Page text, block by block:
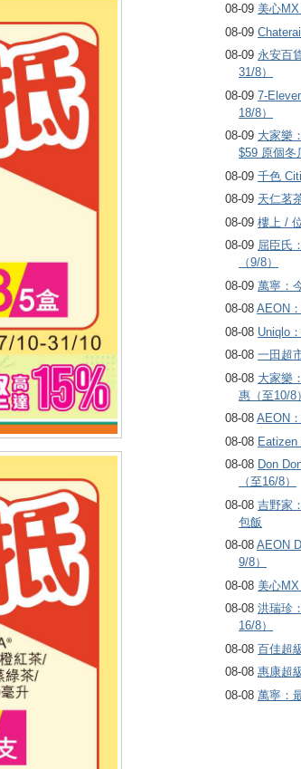
08-09 美心
08-09
08-09 永安百
31/8）
08-09 7-
18/8）
08-09 大家樂
$59 原個冬
08-09 千色
08-09 天仁茗
08-09 樓上 /
08-09 屈臣氏
（9/8）
08-09 萬寧：
08-08 AEON
08-08 Uniqlo
08-08 一田超
08-08 大家樂
惠（至10/8）
08-08 AEON
08-08
08-08 Don
（至16/8）
08-08 吉野家
包飯
08-08 AEON
9/8）
08-08 美心MX
08-08 洪瑞珍
16/8）
08-08 百佳超
08-08 惠康超
08-08 萬寧：